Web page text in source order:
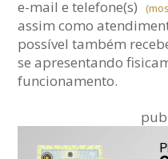
e-maile telefone(s)
assim como
possível também
se apresentando
funcionamento.